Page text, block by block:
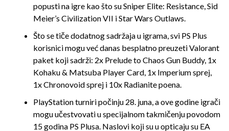
popusti na igre kao što su Sniper Elite: Resistance, Sid
Meier’s Civilization VII i Star Wars Outlaws.
Što se tiče dodatnog sadržaja u igrama, svi PS Plus
korisnici mogu već danas besplatno preuzeti Valorant
paket koji sadrži: 2x Prelude to Chaos Gun Buddy, 1x
Kohaku & Matsuba Player Card, 1x Imperium sprej,
1x Chronovoid sprej i 10x Radianite poena.
PlayStation turniri počinju 28. juna, a ove godine igrači
mogu učestvovati u specijalnom takmičenju povodom
15 godina PS Plusa. Naslovi koji su u opticaju su EA